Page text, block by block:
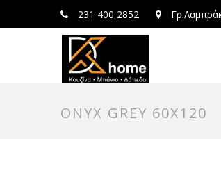
231 400 2852
ONYX GREY 60X120